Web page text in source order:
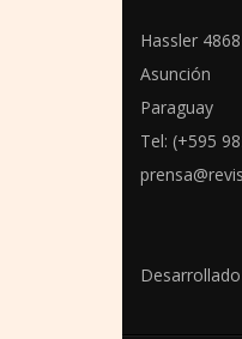
Hassler
Asunción
Paraguay
Tel: (+595